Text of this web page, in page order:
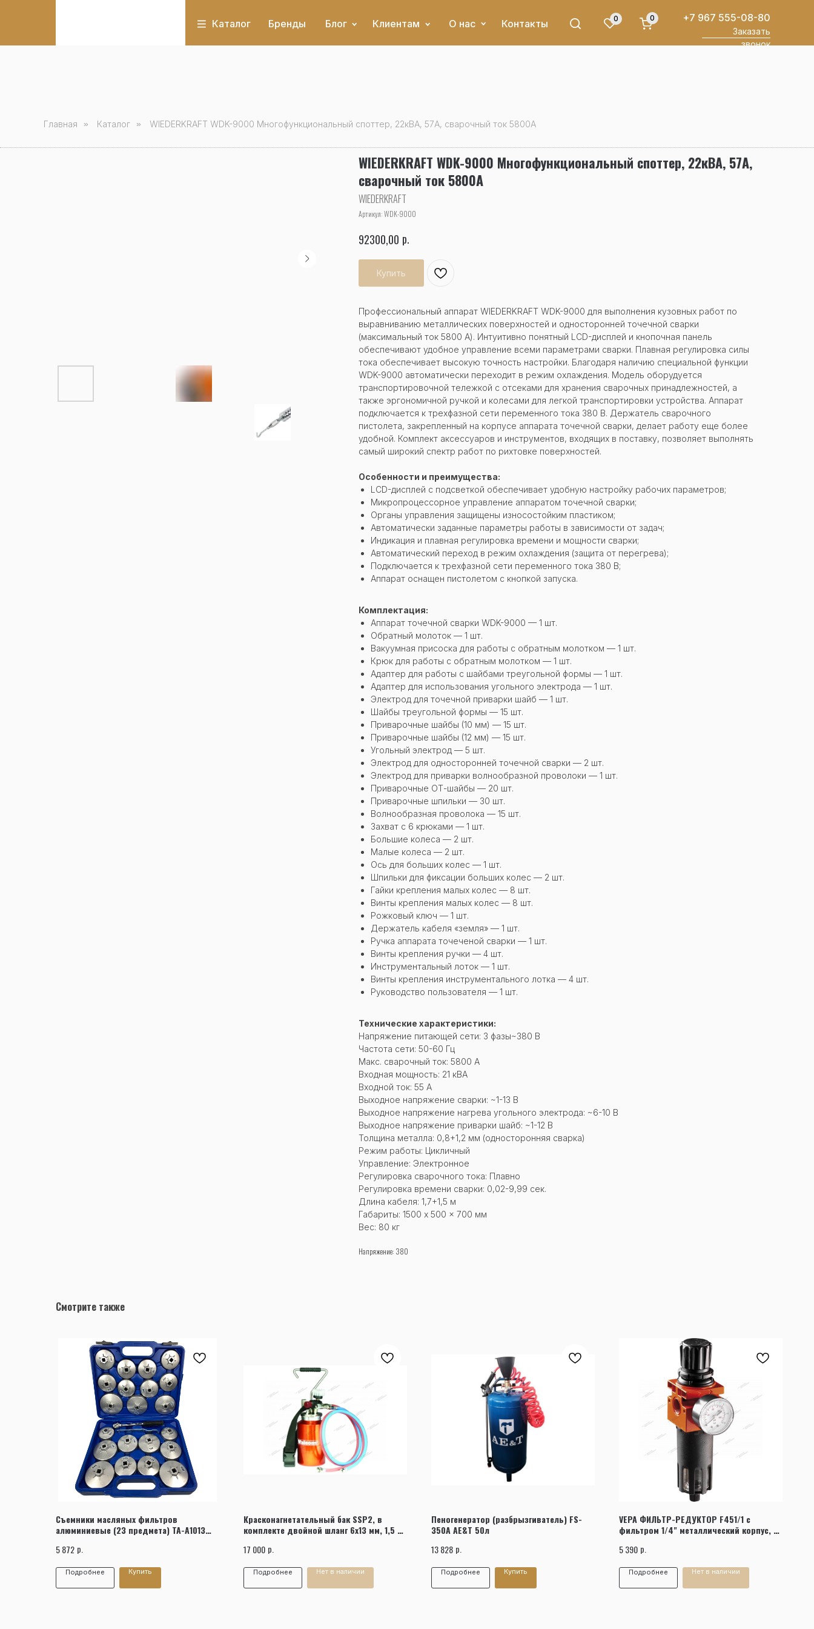
Контакты
Каталог 0 0 +7 967 555-08-80
Заказать
звонок
Клиентам О нас
Бренды Блог
Главная » Каталог » WIEDERKRAFT WDK-9000 Многофункциональный споттер, 22кВА, 57А, сварочный ток 5800А
WIEDERKRAFT WDK-9000 Многофункциональный споттер, 22кВА, 57А,
сварочный ток 5800А
WIEDERKRAFT
Артикул:WDK-9000
92300,00 р.
Купить
Профессиональный аппарат WIEDERKRAFT WDK-9000 для выполнения кузовных работ по
выравниванию металлических поверхностей и односторонней точечной сварки
(максимальный ток 5800 А). Интуитивно понятный LCD-дисплей и кнопочная панель
обеспечивают удобное управление всеми параметрами сварки. Плавная регулировка силы
тока обеспечивает высокую точность настройки. Благодаря наличию специальной функции
WDK-9000 автоматически переходит в режим охлаждения. Модель оборудуется
транспортировочной тележкой с отсеками для хранения сварочных принадлежностей, а
также эргономичной ручкой и колесами для легкой транспортировки устройства. Аппарат
подключается к трехфазной сети переменного тока 380 В. Держатель сварочного
пистолета, закрепленный на корпусе аппарата точечной сварки, делает работу еще более
удобной. Комплект аксессуаров и инструментов, входящих в поставку, позволяет выполнять
самый широкий спектр работ по рихтовке поверхностей.
Особенности и преимущества:
LCD-дисплей с подсветкой обеспечивает удобную настройку рабочих параметров;
Микропроцессорное управление аппаратом точечной сварки;
Органы управления защищены износостойким пластиком;
Автоматически заданные параметры работы в зависимости от задач;
Индикация и плавная регулировка времени и мощности сварки;
Автоматический переход в режим охлаждения (защита от перегрева);
Подключается к трехфазной сети переменного тока 380 В;
Аппарат оснащен пистолетом с кнопкой запуска.
Комплектация:
Аппарат точечной сварки WDK-9000 — 1 шт.
Обратный молоток — 1 шт.
Вакуумная присоска для работы с обратным молотком — 1 шт.
Крюк для работы с обратным молотком — 1 шт.
Адаптер для работы с шайбами треугольной формы — 1 шт.
Адаптер для использования угольного электрода — 1 шт.
Электрод для точечной приварки шайб — 1 шт.
Шайбы треугольной формы — 15 шт.
Приварочные шайбы (10 мм) — 15 шт.
Приварочные шайбы (12 мм) — 15 шт.
Угольный электрод — 5 шт.
Электрод для односторонней точечной сварки — 2 шт.
Электрод для приварки волнообразной проволоки — 1 шт.
Приварочные ОТ-шайбы — 20 шт.
Приварочные шпильки — 30 шт.
Волнообразная проволока — 15 шт.
Захват с 6 крюками — 1 шт.
Большие колеса — 2 шт.
Малые колеса — 2 шт.
Ось для больших колес — 1 шт.
Шпильки для фиксации больших колес — 2 шт.
Гайки крепления малых колес — 8 шт.
Винты крепления малых колес — 8 шт.
Рожковый ключ — 1 шт.
Держатель кабеля «земля» — 1 шт.
Ручка аппарата точеченой сварки — 1 шт.
Винты крепления ручки — 4 шт.
Инструментальный лоток — 1 шт.
Винты крепления инструментального лотка — 4 шт.
Руководство пользователя — 1 шт.
Технические характеристики:
Напряжение питающей сети: 3 фазы~380 В
Частота сети: 50-60 Гц
Макс. сварочный ток: 5800 А
Входная мощность: 21 кВА
Входной ток: 55 А
Выходное напряжение сварки: ~1-13 В
Выходное напряжение нагрева угольного электрода: ~6-10 В
Выходное напряжение приварки шайб: ~1-12 В
Толщина металла: 0,8+1,2 мм (односторонняя сварка)
Режим работы: Цикличный
Управление: Электронное
Регулировка сварочного тока: Плавно
Регулировка времени сварки: 0,02-9,99 сек.
Длина кабеля: 1,7+1,5 м
Габариты: 1500 x 500 x 700 мм
Вес: 80 кг
Напряжение: 380
Смотрите также
Съемники масляных фильтров
алюминиевые (23 предмета) TA-A1013
5 872 р.
Подробнее Купить
Красконагнетательный бак SSP2, в
комплекте двойной шланг 6х13 мм, 1,5 м.
17 000 р.
Подробнее Нет в наличии
Пеногенератор (разбрызгиватель) FS-
350A AE&T 50л
13 828 р.
Подробнее Купить
VEPA ФИЛЬТР-РЕДУКТОР F451/1 с
фильтром 1/4" металлический корпус, с
5 390 р.
Подробнее Нет в наличии
Заказать звонок